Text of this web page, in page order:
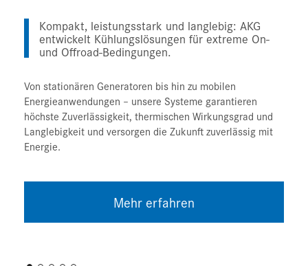
Kompakt, leistungsstark und langlebig: AKG
entwickelt Kühlungslösungen für extreme On-
und Offroad-Bedingungen.
Von stationären Generatoren bis hin zu mobilen
Energieanwendungen – unsere Systeme garantieren
höchste Zuverlässigkeit, thermischen Wirkungsgrad und
Langlebigkeit und versorgen die Zukunft zuverlässig mit
Energie.
Mehr erfahren